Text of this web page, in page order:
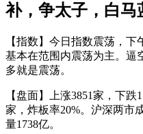
补，争太子，白马
【指数】今日指数震荡，
基本在范围内震荡为主。逼
多就是震荡。
【盘面】上涨3851家，下
家，炸板率20%。沪深两市
量1738亿。